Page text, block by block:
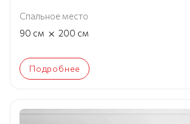
Спальное место
90 см × 200 см
Подробнее